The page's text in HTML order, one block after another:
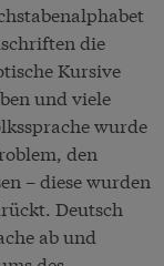
die
Kursive
und viele
wurde
den
– diese wurden
Deutsch
ab und